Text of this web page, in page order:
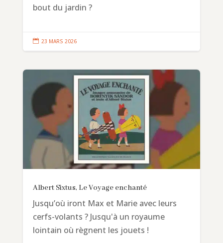
bout du jardin ?
 23 MARS 2026
Albert Sixtus, Le Voyage enchanté
Jusqu’où iront Max et Marie avec leurs
cerfs-volants ? Jusqu'à un royaume
lointain où règnent les jouets !